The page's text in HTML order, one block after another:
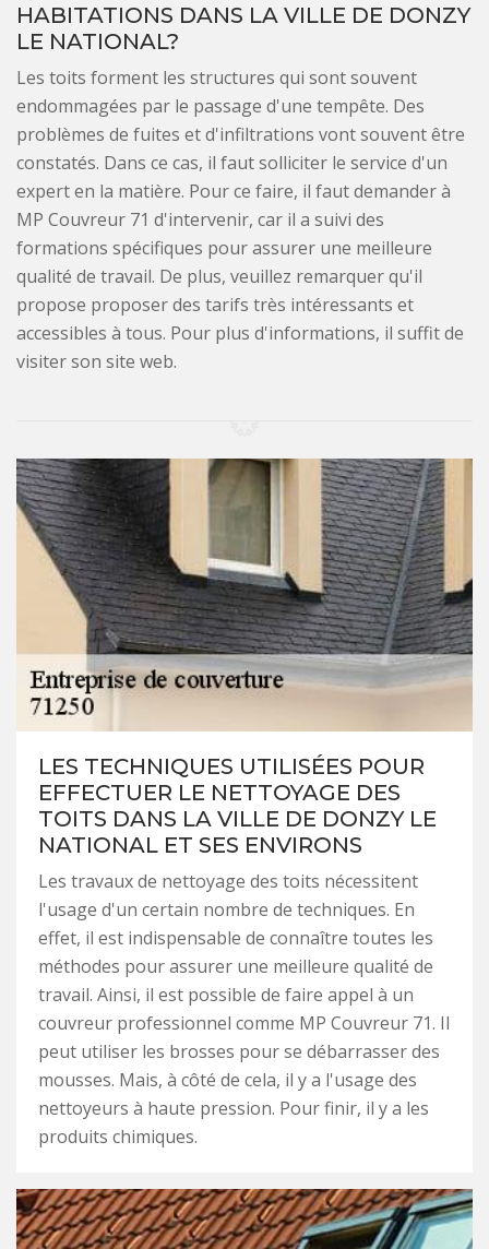
HABITATIONS DANS LA VILLE DE DONZY
LE NATIONAL?
Les toits forment les structures qui sont souvent
endommagées par le passage d'une tempête. Des
problèmes de fuites et d'infiltrations vont souvent être
constatés. Dans ce cas, il faut solliciter le service d'un
expert en la matière. Pour ce faire, il faut demander à
MP Couvreur 71 d'intervenir, car il a suivi des
formations spécifiques pour assurer une meilleure
qualité de travail. De plus, veuillez remarquer qu'il
propose proposer des tarifs très intéressants et
accessibles à tous. Pour plus d'informations, il suffit de
visiter son site web.
LES TECHNIQUES UTILISÉES POUR
EFFECTUER LE NETTOYAGE DES
TOITS DANS LA VILLE DE DONZY LE
NATIONAL ET SES ENVIRONS
Les travaux de nettoyage des toits nécessitent
l'usage d'un certain nombre de techniques. En
effet, il est indispensable de connaître toutes les
méthodes pour assurer une meilleure qualité de
travail. Ainsi, il est possible de faire appel à un
couvreur professionnel comme MP Couvreur 71. Il
peut utiliser les brosses pour se débarrasser des
mousses. Mais, à côté de cela, il y a l'usage des
nettoyeurs à haute pression. Pour finir, il y a les
produits chimiques.